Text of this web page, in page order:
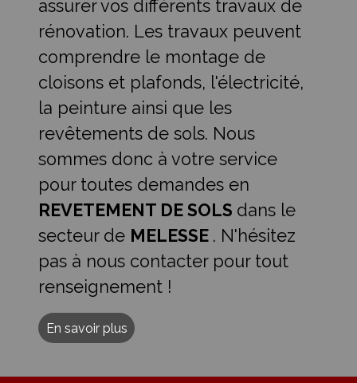
assurer vos différents travaux de
rénovation. Les travaux peuvent
comprendre le montage de
cloisons et plafonds, l'électricité,
la peinture ainsi que les
revêtements de sols. Nous
sommes donc à votre service
pour toutes demandes en
REVETEMENT DE SOLS dans le
secteur de MELESSE . N'hésitez
pas à nous contacter pour tout
renseignement !
En savoir plus